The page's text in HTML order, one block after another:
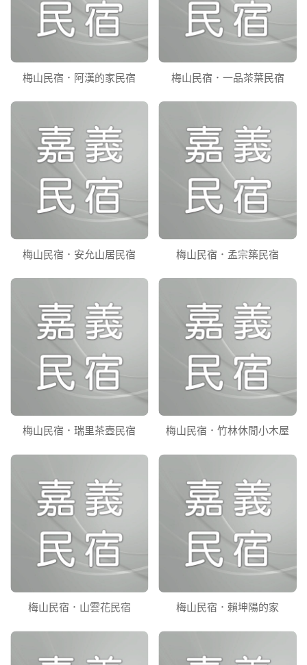
梅山民宿．阿漢的家民宿 梅山民宿．一品茶葉民宿
梅山民宿．安允山居民宿 梅山民宿．孟宗築民宿
梅山民宿．瑞里茶壺民宿 梅山民宿．竹林休閒小木屋
梅山民宿．山雲花民宿 梅山民宿．賴坤陽的家